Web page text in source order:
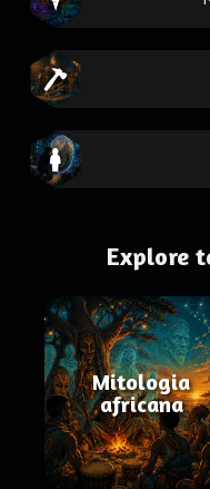
Explore
Mitologia
africana